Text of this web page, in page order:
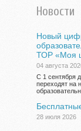
Новости
Новый
ТОР «Моя
04 августа
С 1 сентября
переходят на
28 июля 2026